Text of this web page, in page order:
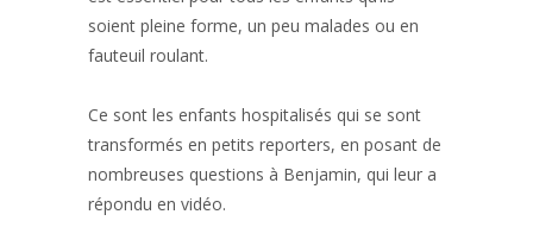
soient pleine forme, un peu malades ou en
fauteuil roulant.
Ce sont les enfants hospitalisés qui se sont
transformés en petits reporters, en posant de
nombreuses questions à Benjamin, qui leur a
répondu en vidéo.